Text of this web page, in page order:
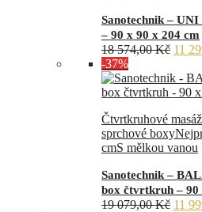
Sanotechnik –
– 90 x 90 x 204 cm
18 574,00Kč
byla:
18
11
-37%
Čtvrtkruhové
sprchové boxy
cmS mělkou vanou
Sanotechnik –
box čtvrtkruh – 90
19 079,00Kč 11